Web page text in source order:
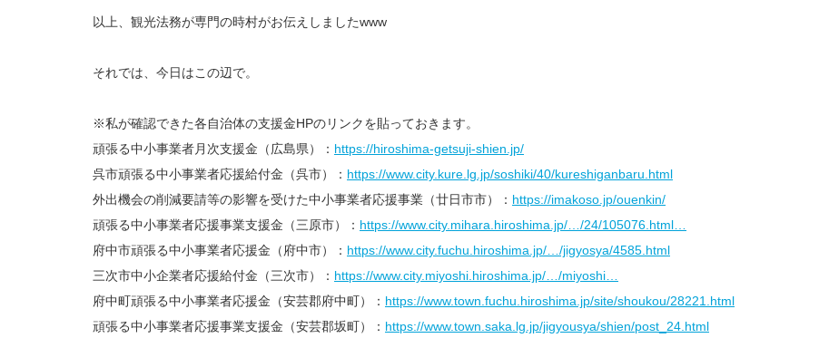
以上、観光法務が専門の時村がお伝えしましたwww
それでは、今日はこの辺で。
※私が確認できた各自治体の支援金HPのリンクを貼っておきます。
頑張る中小事業者月次支援金（広島県）： https://hiroshima-getsuji-shien.jp/
呉市頑張る中小事業者応援給付金（呉市）： https://www.city.kure.lg.jp/soshiki/40/kureshiganbaru.html
外出機会の削減要請等の影響を受けた中小事業者応援事業（廿日市市）： https://imakoso.jp/ouenkin/
頑張る中小事業者応援事業支援金（三原市）： https://www.city.mihara.hiroshima.jp/…/24/105076.html…
府中市頑張る中小事業者応援金（府中市）： https://www.city.fuchu.hiroshima.jp/…/jigyosya/4585.html
三次市中小企業者応援給付金（三次市）： https://www.city.miyoshi.hiroshima.jp/…/miyoshi…
府中町頑張る中小事業者応援金（安芸郡府中町）： https://www.town.fuchu.hiroshima.jp/site/shoukou/28221.html
頑張る中小事業者応援事業支援金（安芸郡坂町）： https://www.town.saka.lg.jp/jigyousya/shien/post_24.html